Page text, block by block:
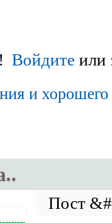
Войдите или
и хорошего